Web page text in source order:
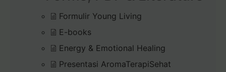
Formulir Young Living
E-books
Energy & Emotional Healing
Presentasi AromaTerapiSehat